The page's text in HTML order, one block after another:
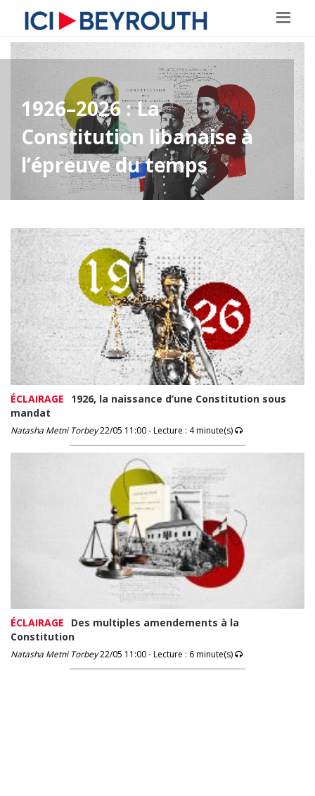
1926–2026 : La
Constitution libanaise à
l’épreuve du temps
ÉCLAIRAGE
1926, la naissance d’une Constitution sous
mandat
Natasha Metni Torbey22/05 11:00 - Lecture : 4 minute(s)
ÉCLAIRAGE
Des multiples amendements à la
Constitution
Natasha Metni Torbey22/05 11:00 - Lecture : 6 minute(s)